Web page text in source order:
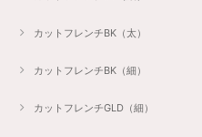
カットフレンチBK（太）
カットフレンチBK（細）
カットフレンチGLD（細）